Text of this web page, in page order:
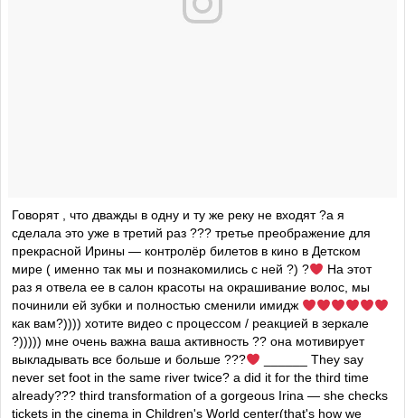
Говорят , что дважды в одну и ту же реку не входят ?а я
сделала это уже в третий раз ??? третье преображение для
прекрасной Ирины — контролёр билетов в кино в Детском
мире ( именно так мы и познакомились с ней ?) ?
На этот
раз я отвела ее в салон красоты на окрашивание волос, мы
починили ей зубки и полностью сменили имидж
как вам?)))) хотите видео с процессом / реакцией в зеркале
?))))) мне очень важна ваша активность ?? она мотивирует
выкладывать все больше и больше ???
______ They say
never set foot in the same river twice? a did it for the third time
already??? third transformation of a gorgeous Irina — she checks
tickets in the cinema in Children's World center(that's how we